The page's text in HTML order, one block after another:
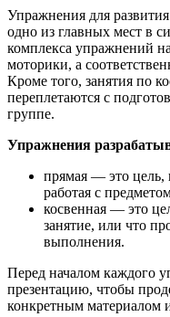
Упражнения для
одно из главных мест в
комплекса упражнений
моторики, а
Кроме того, занятия по
переплетаются с
группе.
Упражнения
прямая — это цель,
работая с
косвенная — это
занятие, или что
выполнения.
Перед началом каждого
презентацию, чтобы
конкретным материалом